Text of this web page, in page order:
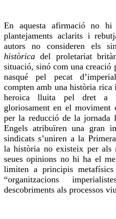
En aquesta afirmacióno hi
plantejaments aclarits i
autors no consideren els
històricadel proletariat
situació, sinó com una creació
nasqué pel pecat
compten amb una història rica
heroica lluita pel dret a
gloriosament en el moviment
per la reducció de la
Engels atribuïren una gran
sindicats s’uniren a la
la història no existeix per als
seues opinions no hi ha el
limiten a principis metafísics
“organitzacions
descobriments als processos